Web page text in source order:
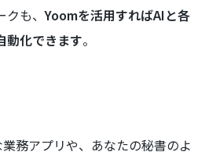
クも、Yoomを活用すればAIと各
動化できます。
務アプリや、あなたの秘書のよ